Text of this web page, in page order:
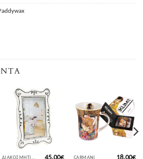
ΔΙΑΚΟΣΜΗΤΙΚΆ ΑΝΤΙΚΕΊΜΕΝΑ 45,00€ CARMANI 18,00€